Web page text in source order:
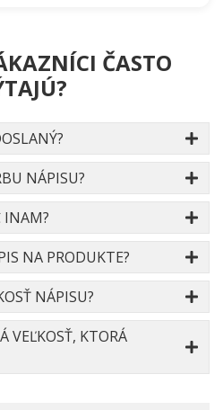
ČASTO
NÁPISU?
INAM?
NA PRODUKTE?
NÁPISU?
VEĽKOSŤ, KTORÁ